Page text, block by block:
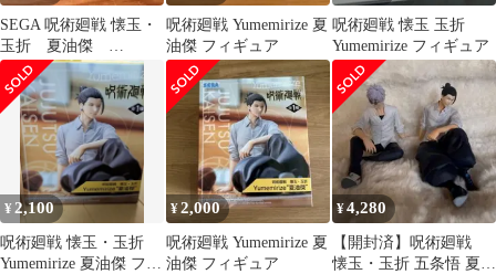
SEGA 呪術廻戦 懐玉・
玉折 夏油傑
Yumemirize フィギュ
ア 未開封
呪術廻戦 Yumemirize 夏
油傑 フィギュア
呪術廻戦 懐玉 玉折
Yumemirize フィギュア
¥ 2,100
呪術廻戦 懐玉・玉折
Yumemirize 夏油傑 フィ
¥2,000
呪術廻戦 Yumemirize 夏
油傑 フィギュア
¥4,280
【開封済】呪術廻戦
懐玉・玉折 五条悟 夏油